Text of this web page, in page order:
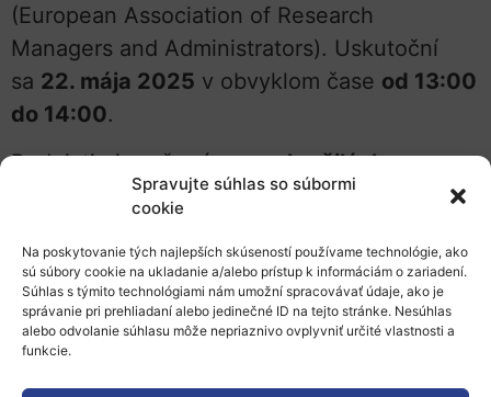
Spravujte súhlas so súbormi
cookie
Na poskytovanie tých najlepších skúseností používame technológie, ako
sú súbory cookie na ukladanie a/alebo prístup k informáciám o zariadení.
Súhlas s týmito technológiami nám umožní spracovávať údaje, ako je
správanie pri prehliadaní alebo jedinečné ID na tejto stránke. Nesúhlas
alebo odvolanie súhlasu môže nepriaznivo ovplyvniť určité vlastnosti a
funkcie.
(European Association of Research
Managers and Administrators). Uskutoční
sa 22. mája 2025 v obvyklom čase od 13:00
do 14:00.
Podujatie je určené prepokročilých
uchádzačov. Sprevádzať témou vás bude
Kvetoslava Papanová, koordinátorka
národných kontaktných bodov pre program
Horizont Európa). Detailne vysvetlia
fungovanie platformy Crowdhelix, jej